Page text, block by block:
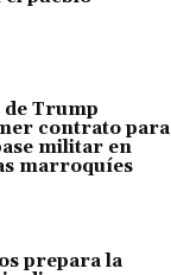
de Trump
contrato para
militar en
marroquíes
prepara la